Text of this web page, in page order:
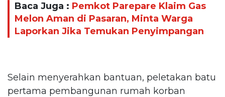
Baca Juga : Pemkot Parepare Klaim Gas
Melon Aman di Pasaran, Minta Warga
Laporkan Jika Temukan Penyimpangan
Selain menyerahkan bantuan, peletakan batu
pertama pembangunan rumah korban